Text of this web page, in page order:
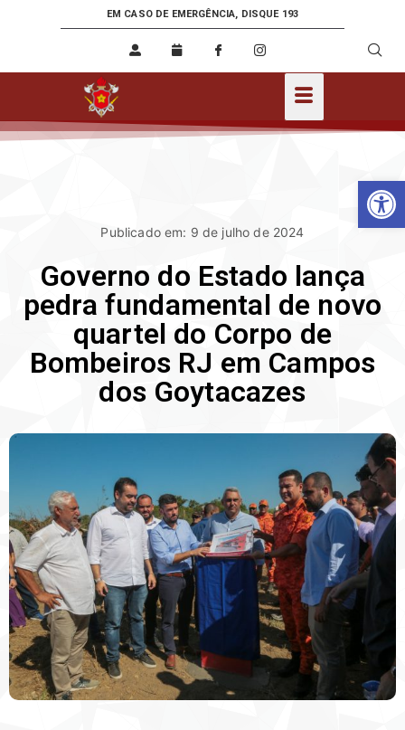
EM CASO DE EMERGÊNCIA, DISQUE 193
Publicado em: 9 de julho de 2024
Governo do Estado lança
pedra fundamental de novo
quartel do Corpo de
Bombeiros RJ em Campos
dos Goytacazes